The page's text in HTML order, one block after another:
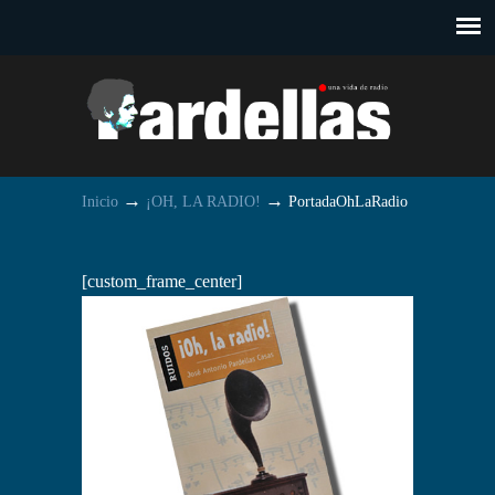
Inicio → ¡OH, LA RADIO! → PortadaOhLaRadio
[custom_frame_center]